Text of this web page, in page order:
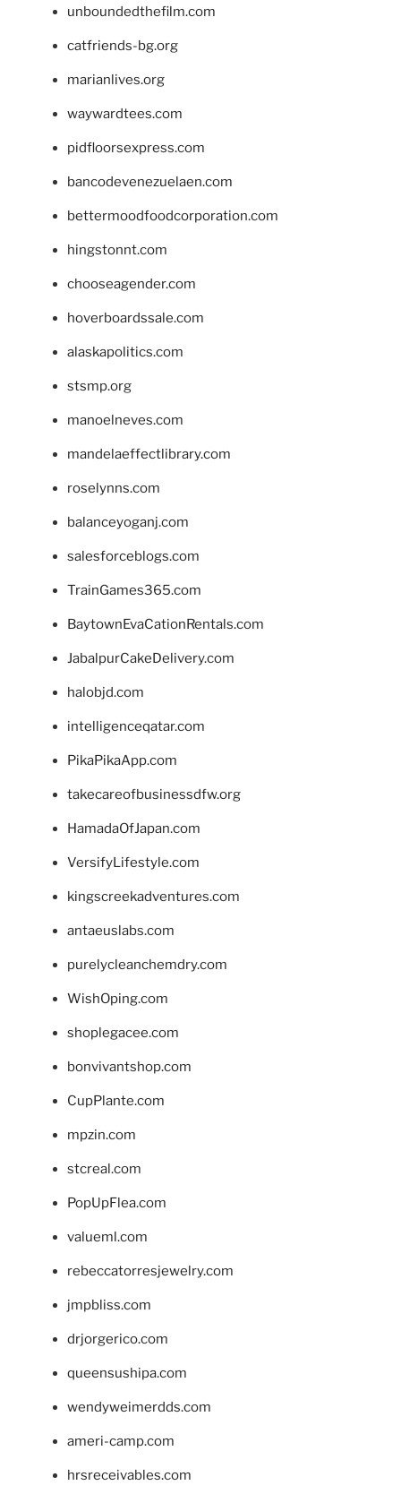
unboundedthefilm.com
catfriends-bg.org
marianlives.org
waywardtees.com
pidfloorsexpress.com
bancodevenezuelaen.com
bettermoodfoodcorporation.com
hingstonnt.com
chooseagender.com
hoverboardssale.com
alaskapolitics.com
stsmp.org
manoelneves.com
mandelaeffectlibrary.com
roselynns.com
balanceyoganj.com
salesforceblogs.com
TrainGames365.com
BaytownEvaCationRentals.com
JabalpurCakeDelivery.com
halobjd.com
intelligenceqatar.com
PikaPikaApp.com
takecareofbusinessdfw.org
HamadaOfJapan.com
VersifyLifestyle.com
kingscreekadventures.com
antaeuslabs.com
purelycleanchemdry.com
WishOping.com
shoplegacee.com
bonvivantshop.com
CupPlante.com
mpzin.com
stcreal.com
PopUpFlea.com
valueml.com
rebeccatorresjewelry.com
jmpbliss.com
drjorgerico.com
queensushipa.com
wendyweimerdds.com
ameri-camp.com
hrsreceivables.com